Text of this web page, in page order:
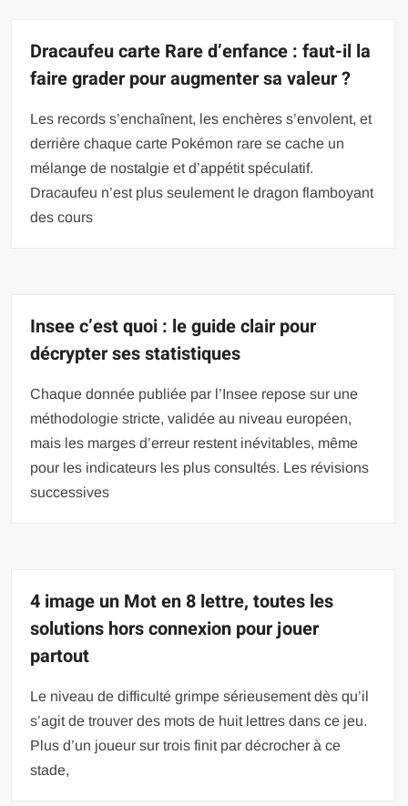
Dracaufeu carte Rare d’enfance : faut-il la
faire grader pour augmenter sa valeur ?
Les records s’enchaînent, les enchères s’envolent, et
derrière chaque carte Pokémon rare se cache un
mélange de nostalgie et d’appétit spéculatif.
Dracaufeu n’est plus seulement le dragon flamboyant
des cours
Insee c’est quoi : le guide clair pour
décrypter ses statistiques
Chaque donnée publiée par l’Insee repose sur une
méthodologie stricte, validée au niveau européen,
mais les marges d’erreur restent inévitables, même
pour les indicateurs les plus consultés. Les révisions
successives
4 image un Mot en 8 lettre, toutes les
solutions hors connexion pour jouer
partout
Le niveau de difficulté grimpe sérieusement dès qu’il
s’agit de trouver des mots de huit lettres dans ce jeu.
Plus d’un joueur sur trois finit par décrocher à ce
stade,